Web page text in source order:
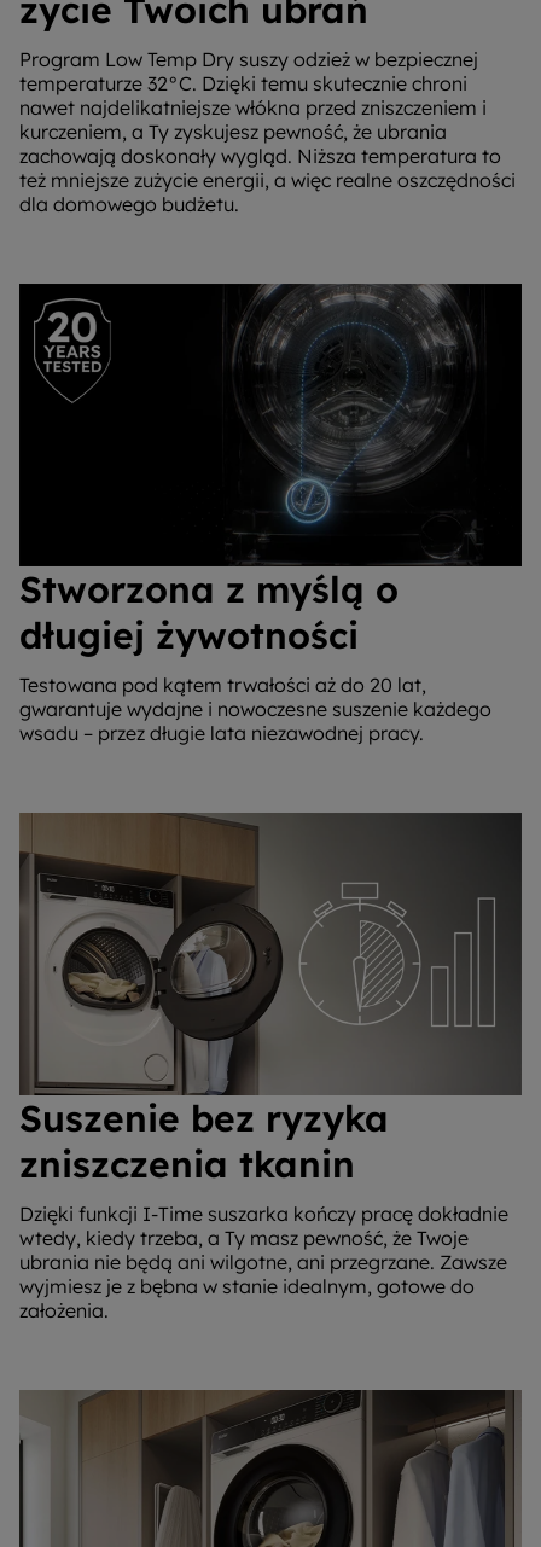
życie Twoich ubrań
Program Low Temp Dry suszy odzież w bezpiecznej
temperaturze 32°C. Dzięki temu skutecznie chroni
nawet najdelikatniejsze włókna przed zniszczeniem i
kurczeniem, a Ty zyskujesz pewność, że ubrania
zachowają doskonały wygląd. Niższa temperatura to
też mniejsze zużycie energii, a więc realne oszczędności
dla domowego budżetu.
Stworzona z myślą o
długiej żywotności
Testowana pod kątem trwałości aż do 20 lat,
gwarantuje wydajne i nowoczesne suszenie każdego
wsadu – przez długie lata niezawodnej pracy.
Suszenie bez ryzyka
zniszczenia tkanin
Dzięki funkcji I-Time suszarka kończy pracę dokładnie
wtedy, kiedy trzeba, a Ty masz pewność, że Twoje
ubrania nie będą ani wilgotne, ani przegrzane. Zawsze
wyjmiesz je z bębna w stanie idealnym, gotowe do
założenia.